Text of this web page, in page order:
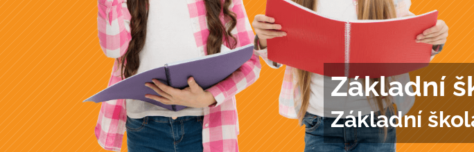
Základní
Základní